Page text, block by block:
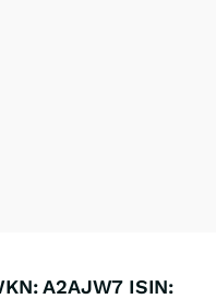
A2AJW7 ISIN: